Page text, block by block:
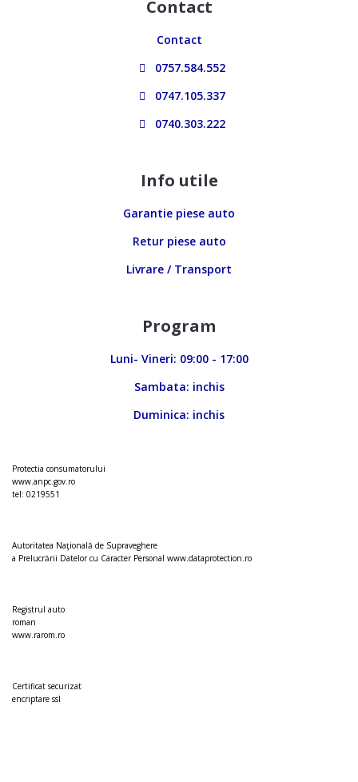
Contact
Contact
0757.584.552
0747.105.337
0740.303.222
Info utile
Garantie piese auto
Retur piese auto
Livrare / Transport
Program
Luni- Vineri: 09:00 - 17:00
Sambata: inchis
Duminica: inchis
Protectia consumatorului
www.anpc.gov.ro
tel: 0219551
Autoritatea Naţională de Supraveghere
a Prelucrării Datelor cu Caracter Personal www.dataprotection.ro
Registrul auto
roman
www.rarom.ro
Certificat securizat
encriptare ssl